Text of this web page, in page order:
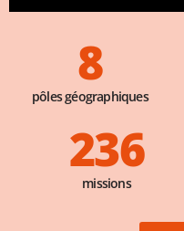
pôles géographiques
8
missions
236